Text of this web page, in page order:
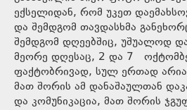
ექსელიდან, რომ უკეთ
და შემდგომ თავდასხმა
შემდგომ დღეებშიც, უშუალოდ
მეორე დღესაც, 2 და 7
ფაქტობრივად, სულ ერთად
მათ შორის ამ დანაშაულთან
და კომუნიკაცია, მათ შორის